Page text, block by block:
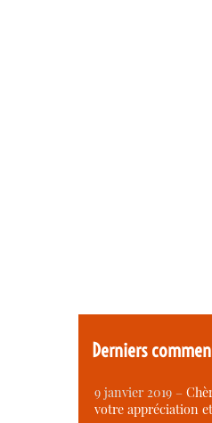
Derniers
9 janvier 2019 –
votre appréciation